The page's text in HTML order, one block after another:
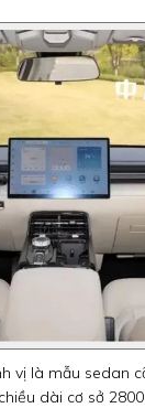
vị là mẫu sedan
dài cơ sở